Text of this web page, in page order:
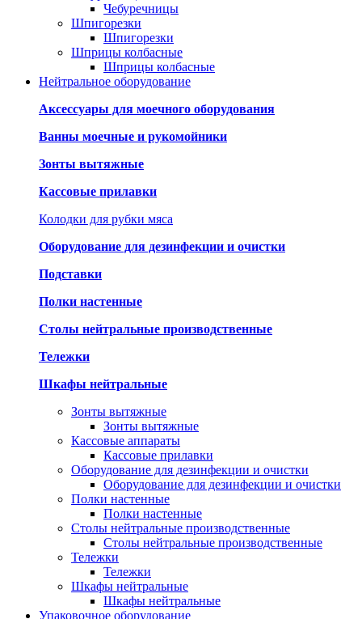
Чебуречницы
Шпигорезки
Шпигорезки
Шприцы колбасные
Шприцы колбасные
Нейтральное оборудование
Аксессуары для моечного оборудования
Ванны моечные и рукомойники
Зонты вытяжные
Кассовые прилавки
Колодки для рубки мяса
Оборудование для дезинфекции и очистки
Подставки
Полки настенные
Столы нейтральные производственные
Тележки
Шкафы нейтральные
Зонты вытяжные
Зонты вытяжные
Кассовые аппараты
Кассовые прилавки
Оборудование для дезинфекции и очистки
Оборудование для дезинфекции и очистки
Полки настенные
Полки настенные
Столы нейтральные производственные
Столы нейтральные производственные
Тележки
Тележки
Шкафы нейтральные
Шкафы нейтральные
Упаковочное оборудование